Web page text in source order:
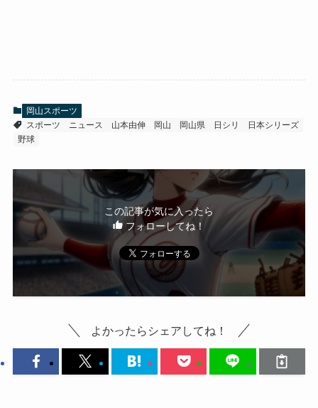
岡山スポーツ
スポーツ
ニュース 山本由伸 岡山 岡山県 日シリ
日本シリーズ
野球
この記事が気に入ったら
フォローしてね！
よかったらシェアしてね！